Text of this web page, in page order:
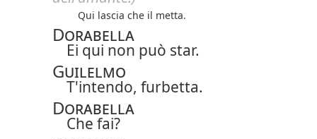
Qui lascia che il metta.
Dorabella
Ei qui non può star.
Guilelmo
T'intendo, furbetta.
Dorabella
Che fai?